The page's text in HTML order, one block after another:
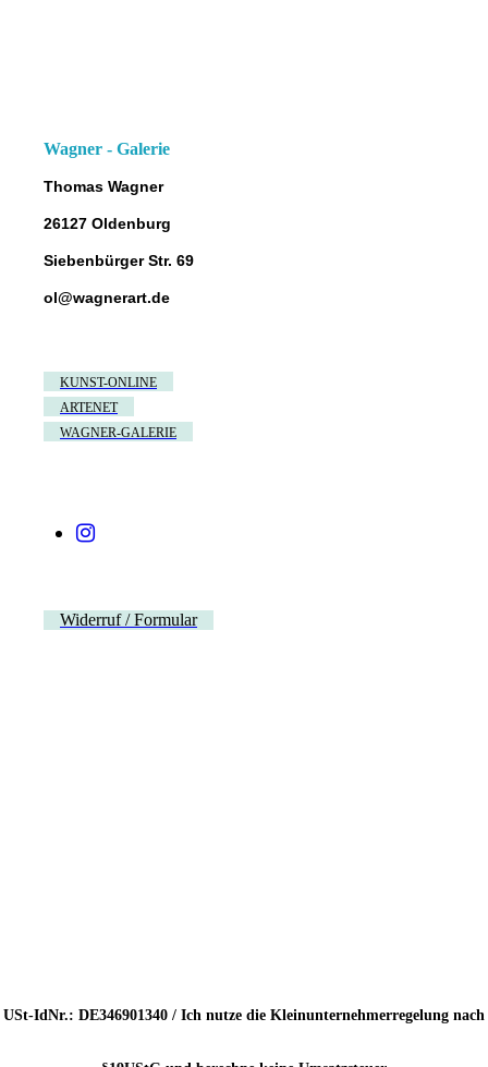
Wagner - Galerie
Thomas Wagner
26127 Oldenburg
Siebenbürger Str. 69
ol@wagnerart.de
KUNST-ONLINE
ARTENET
WAGNER-GALERIE
Widerruf / Formular
USt-IdNr.: DE346901340 / Ich nutze die Kleinunternehmerregelung nach